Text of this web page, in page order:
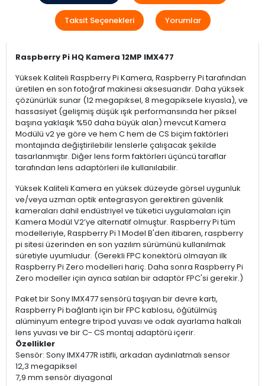
Taksit Seçenekleri Yorumlar
Raspberry Pi HQ Kamera 12MP IMX477
Yüksek Kaliteli Raspberry Pi Kamera, Raspberry Pi tarafından
üretilen en son fotoğraf makinesi aksesuarıdır. Daha yüksek
çözünürlük sunar (12 megapiksel, 8 megapiksele kıyasla), ve
hassasiyet (gelişmiş düşük ışık performansında her piksel
başına yaklaşık %50 daha büyük alan) mevcut Kamera
Modülü v2 ye göre ve hem C hem de CS biçim faktörleri
montajında ​​değiştirilebilir lenslerle çalışacak şekilde
tasarlanmıştır. Diğer lens form faktörleri üçüncü taraflar
tarafından lens adaptörleri ile kullanılabilir.
Yüksek Kaliteli Kamera en yüksek düzeyde görsel uygunluk
ve/veya uzman optik entegrasyon gerektiren güvenlik
kameraları dahil endüstriyel ve tüketici uygulamaları için
Kamera Modül V2’ye alternatif olmuştur. Raspberry Pi tüm
modelleriyle, Raspberry Pi 1 Model B'den itibaren, raspberry
pi sitesi üzerinden en son yazılım sürümünü kullanılmak
süretiyle uyumludur. (Gerekli FPC konektörü olmayan ilk
Raspberry Pi Zero modelleri hariç. Daha sonra Raspberry Pi
Zero modeller için ayrıca satılan bir adaptör FPC'si gerekir.)
Paket bir Sony IMX477 sensörü taşıyan bir devre kartı,
Raspberry Pi bağlantı için bir FPC kablosu, öğütülmüş
alüminyum entegre tripod yuvası ve odak ayarlama halkalı
lens yuvası ve bir C- CS montaj adaptörü içerir.
Özellikler
Sensör: Sony IMX477R istifli, arkadan aydınlatmalı sensor
12,3 megapiksel
7,9 mm sensör diyagonal